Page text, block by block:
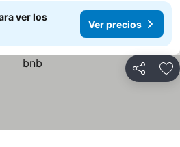
ver los
Ver precios
Compartir